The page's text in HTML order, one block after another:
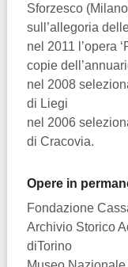
Sforzesco
sull’allegoria
nel 2011 l’opera
copie
nel 2008
di Liegi
nel 2006
di Cracovia.
Opere in
Fondazione
Archivio Storico
diTorino